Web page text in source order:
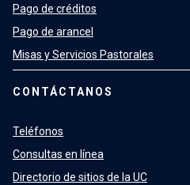
Pago de créditos
Pago de arancel
Misas y Servicios Pastorales
CONTÁCTANOS
Teléfonos
Consultas en línea
Directorio de sitios de la UC